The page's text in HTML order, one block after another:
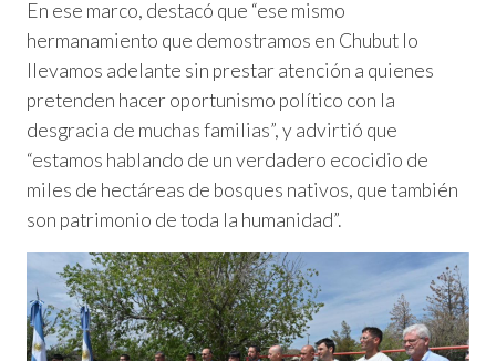
En ese marco, destacó que “ese mismo
hermanamiento que demostramos en Chubut lo
llevamos adelante sin prestar atención a quienes
pretenden hacer oportunismo político con la
desgracia de muchas familias”, y advirtió que
“estamos hablando de un verdadero ecocidio de
miles de hectáreas de bosques nativos, que también
son patrimonio de toda la humanidad”.